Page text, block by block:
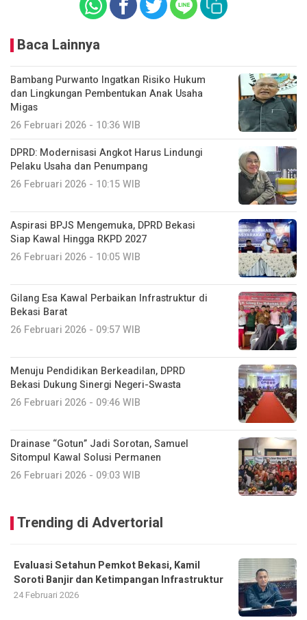
Baca Lainnya
Bambang Purwanto Ingatkan Risiko Hukum
dan Lingkungan Pembentukan Anak Usaha
Migas
26 Februari 2026 - 10:36 WIB
DPRD: Modernisasi Angkot Harus Lindungi
Pelaku Usaha dan Penumpang
26 Februari 2026 - 10:15 WIB
Aspirasi BPJS Mengemuka, DPRD Bekasi
Siap Kawal Hingga RKPD 2027
26 Februari 2026 - 10:05 WIB
Gilang Esa Kawal Perbaikan Infrastruktur di
Bekasi Barat
26 Februari 2026 - 09:57 WIB
Menuju Pendidikan Berkeadilan, DPRD
Bekasi Dukung Sinergi Negeri-Swasta
26 Februari 2026 - 09:46 WIB
Drainase “Gotun” Jadi Sorotan, Samuel
Sitompul Kawal Solusi Permanen
26 Februari 2026 - 09:03 WIB
Trending di Advertorial
Evaluasi Setahun Pemkot Bekasi, Kamil
Soroti Banjir dan Ketimpangan Infrastruktur
24 Februari 2026